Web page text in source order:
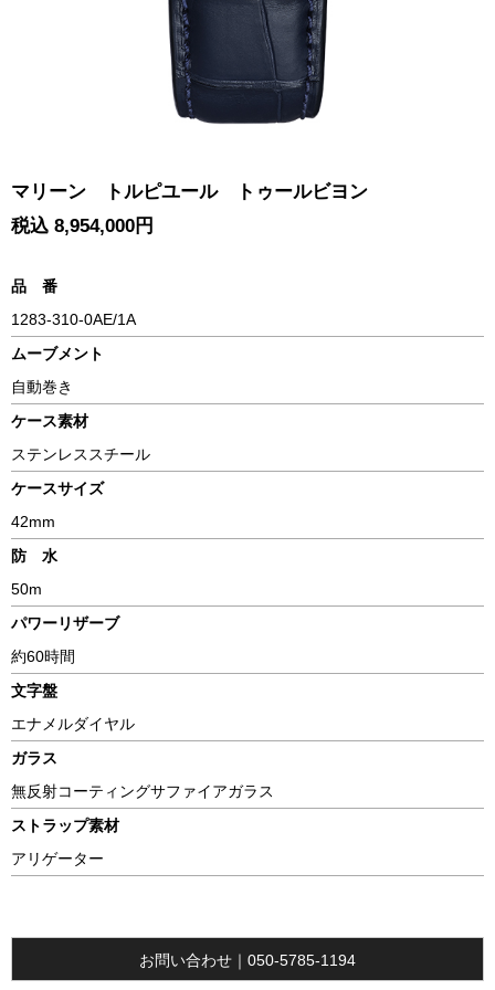
マリーン トルピユール トゥールビヨン
税込 8,954,000円
品 番
1283-310-0AE/1A
ムーブメント
自動巻き
ケース素材
ステンレススチール
ケースサイズ
42mm
防 水
50m
パワーリザーブ
約60時間
文字盤
エナメルダイヤル
ガラス
無反射コーティングサファイアガラス
ストラップ素材
アリゲーター
お問い合わせ｜050-5785-1194